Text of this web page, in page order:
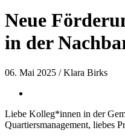
Neue
in der
06. Mai 2025 /Klara Birks
Liebe Kolleg*innen in der
Quartiersmanagement, liebes